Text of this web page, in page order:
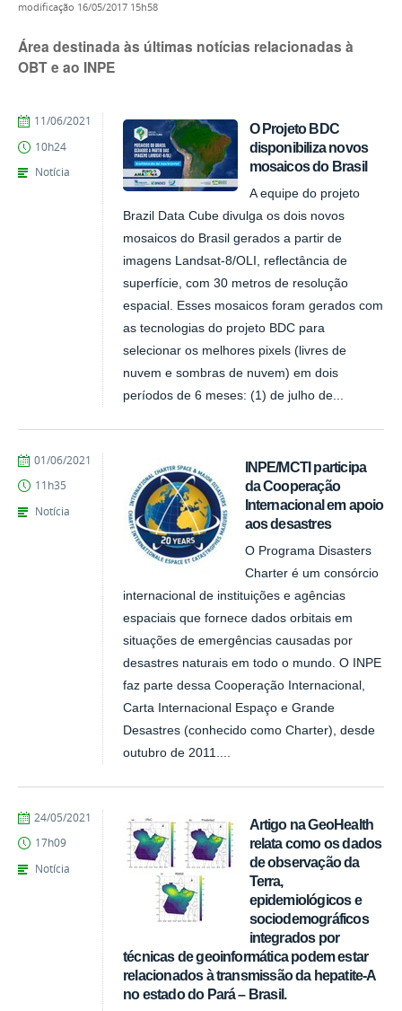
modificação 16/05/2017 15h58
Área destinada às últimas notícias relacionadas à
OBT e ao INPE
O Projeto BDC
disponibiliza novos
mosaicos do Brasil
A equipe do projeto
Brazil Data Cube divulga os dois novos
mosaicos do Brasil gerados a partir de
imagens Landsat-8/OLI, reflectância de
superfície, com 30 metros de resolução
espacial. Esses mosaicos foram gerados com
as tecnologias do projeto BDC para
selecionar os melhores pixels (livres de
nuvem e sombras de nuvem) em dois
períodos de 6 meses: (1) de julho de...
publicado
11/06/2021
10h24
Notícia
INPE/MCTI participa
da Cooperação
Internacional em apoio
aos desastres
O Programa Disasters
Charter é um consórcio
internacional de instituições e agências
espaciais que fornece dados orbitais em
situações de emergências causadas por
desastres naturais em todo o mundo. O INPE
faz parte dessa Cooperação Internacional,
Carta Internacional Espaço e Grande
Desastres (conhecido como Charter), desde
outubro de 2011....
publicado
01/06/2021
11h35
Notícia
Artigo na GeoHealth
relata como os dados
de observação da
Terra,
epidemiológicos e
sociodemográficos
integrados por
técnicas de geoinformática podem estar
relacionados à transmissão da hepatite-A
no estado do Pará – Brasil.
publicado
24/05/2021
17h09
Notícia